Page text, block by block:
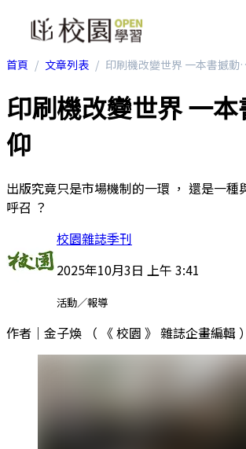
首頁 文章列表 印刷機改
印刷機改變世界 一
仰
出版究竟只是市場機制的一環 ， 還是一種
呼召 ？
校園雜誌季刊
2025年10月3日 上午 3:41
活動／報導
作者｜金子煥 （ 《 校園 》 雜誌企畫編輯 ）